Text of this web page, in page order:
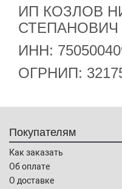
ИП КОЗЛОВ
СТЕПАНОВИЧ
ИНН:
ОГРНИП:
Покупателям
Как заказать
Об оплате
О доставке